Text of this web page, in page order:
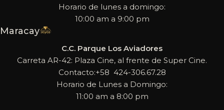
Horario de lunes a domingo:
10:00 am a 9:00 pm
Maracay
C.C. Parque Los Aviadores
Carreta AR-42: Plaza Cine, al frente de Super Cine.
Contacto:+58 424-306.67.28
Horario de Lunes a Domingo:
11:00 am a 8:00 pm